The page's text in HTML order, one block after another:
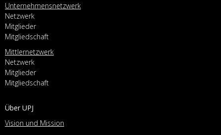
Unternehmensnetzwerk
Netzwerk
Mitglieder
Mitgliedschaft
Mittlernetzwerk
Netzwerk
Mitglieder
Mitgliedschaft
Über UPJ
Vision und Mission